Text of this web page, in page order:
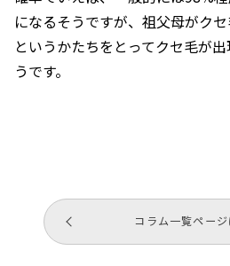
になるそうですが、祖父母がク
というかたちをとってクセ毛が
うです。
コラム一覧ページ